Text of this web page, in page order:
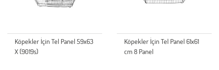
Köpekler İçin Tel Panel 59x63
X (9019s)
Köpekler İçin Tel Panel 61x61
cm 8 Panel